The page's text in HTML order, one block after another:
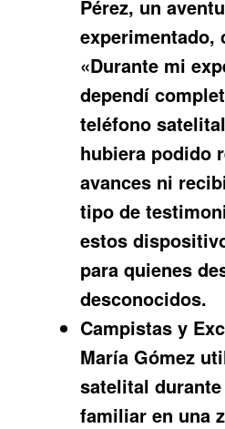
Pérez, un
experimentado,
«Durante mi
dependí
teléfono
hubiera podido
avances ni
tipo de
estos
para quienes
desconocidos.
Campistas y
María Gómez
satelital
familiar en una